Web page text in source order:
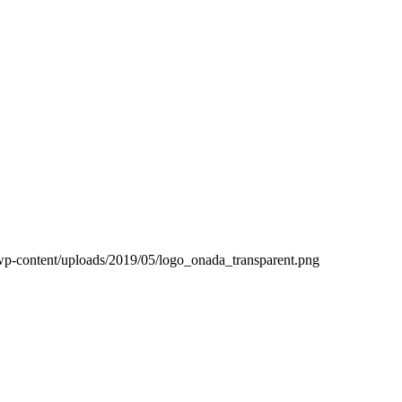
content/uploads/2019/05/logo_onada_transparent.png